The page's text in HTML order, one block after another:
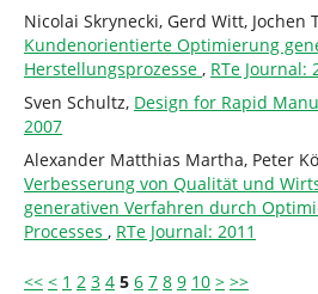
Nicolai Skrynecki, Gerd Witt, Jochen
Kundenorientierte Optimierung
Herstellungsprozesse , RTe Journal:
Sven Schultz, Design for Rapid
2007
Alexander Matthias Martha, Peter
Verbesserung von Qualität und
generativen Verfahren durch
Processes , RTe Journal: 2011
<< < 1 2 3 4 5 6 7 8 9 10 > >>